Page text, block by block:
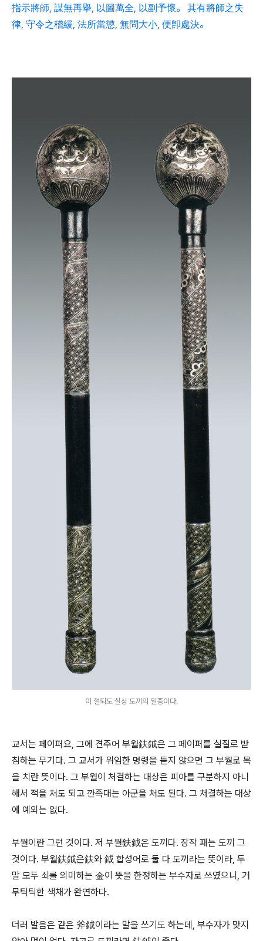
指示將師, 謀無再擧, 以圖萬全, 以副予懷。 其有將師之失
律, 守令之稽緩, 法所當懲, 無問大小, 便卽處決。
이 철퇴도 실상 도끼의 일종이다.
교서는 페이퍼요, 그에 견주어 부월鈇鉞은 그 페이퍼를 실질로 받
침하는 무기다. 그 교서가 위임한 명령을 듣지 않으면 그 부월로 목
을 치란 뜻이다. 그 부월이 처결하는 대상은 피아를 구분하지 아니
해서 적을 쳐도 되고 깐족대는 아군을 쳐도 된다. 그 처결하는 대상
에 예외는 없다.
부월이란 그런 것이다. 저 부월鈇鉞은 도끼다. 장작 패는 도끼 그
것이다. 부월鈇鉞은鈇와 鉞 합성어로 둘 다 도끼라는 뜻이라, 두
말 모두 쇠를 의미하는 金이 뜻을 한정하는 부수자로 쓰였으니, 거
무틱틱한 색채가 완연하다.
더러 발음은 같은 斧鉞이라는 말을 쓰기도 하는데, 부수자가 맞지